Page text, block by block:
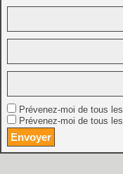
Prévenez-moi de tous
Prévenez-moi de tous